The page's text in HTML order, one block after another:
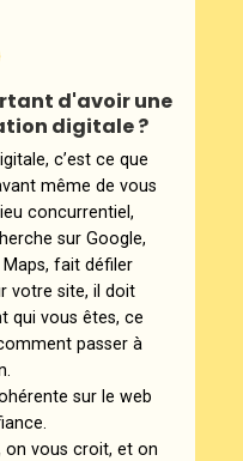
d'avoir une
digitale ?
c’est ce que
même de vous
concurrentiel,
sur Google,
fait défiler
votre site, il doit
qui vous êtes, ce
passer à
sur le web
on vous croit, et on